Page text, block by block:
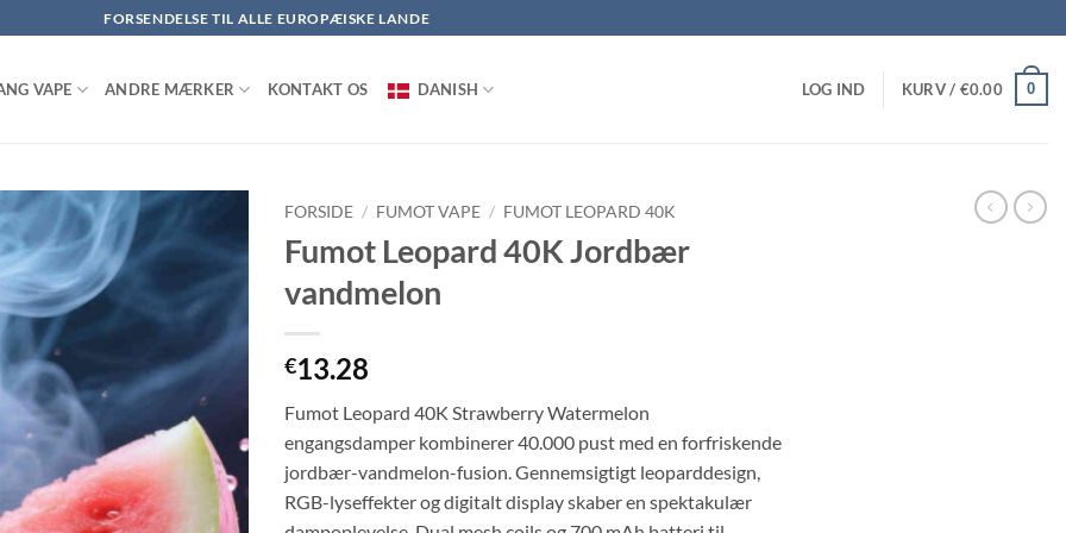
FORSENDELSE TIL ALLE EUROPÆISKE LANDE
VAPE ANDRE MÆRKER KONTAKT OS DANISH LOG IND KURV / €0.00 0
FORSIDE / FUMOT VAPE / FUMOT LEOPARD 40K
Fumot Leopard 40K Jordbær
vandmelon
€13.28
Fumot Leopard 40K Strawberry Watermelon
engangsdamper kombinerer 40.000 pust med en forfriskende
jordbær-vandmelon-fusion. Gennemsigtigt leoparddesign,
RGB-lyseffekter og digitalt display skaber en spektakulær